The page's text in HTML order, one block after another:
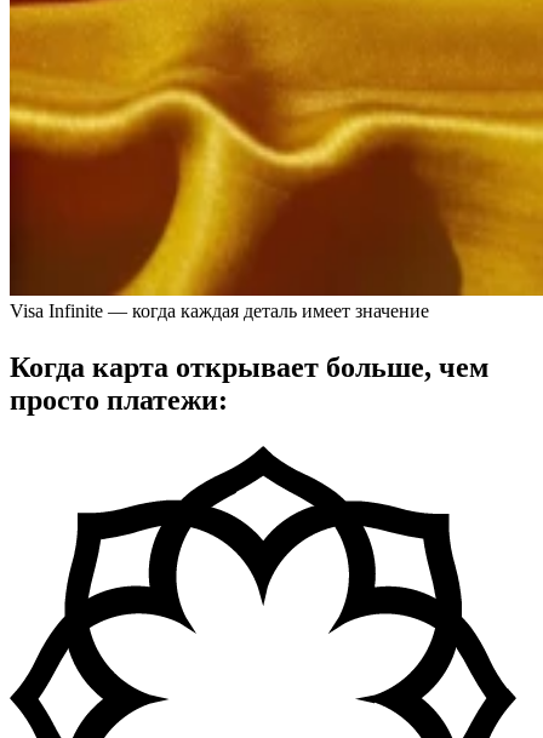
Visa Infinite — когда каждая деталь имеет значение
Когда карта открывает больше, чем
просто платежи: